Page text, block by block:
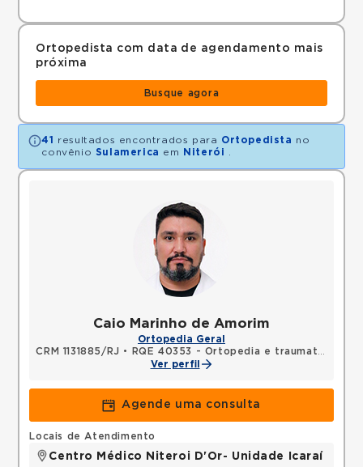
Ortopedista com data de agendamento mais
próxima
Busque agora
41 resultados encontrados para Ortopedista no
convênio Sulamerica em Niterói
Caio Marinho de Amorim
Ortopedia Geral
CRM 1131885/RJ •
RQE 40353 - Ortopedia e traumatologia
Ver perfil
Agende uma consulta
Locais de Atendimento
Centro Médico Niteroi D'Or- Unidade Icaraí